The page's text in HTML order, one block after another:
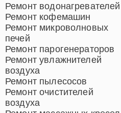
Ремонт водонагревателей
Ремонт кофемашин
Ремонт микроволновых
печей
Ремонт парогенераторов
Ремонт увлажнителей
воздуха
Ремонт пылесосов
Ремонт очистителей
воздуха